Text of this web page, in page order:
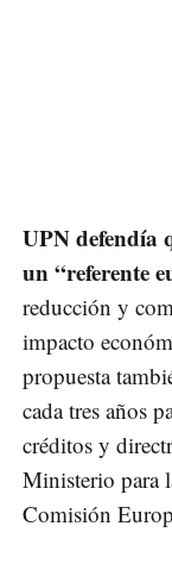
UPN defendía
un “referente
reducción y
impacto
propuesta
cada tres años
créditos y
Ministerio para
Comisión